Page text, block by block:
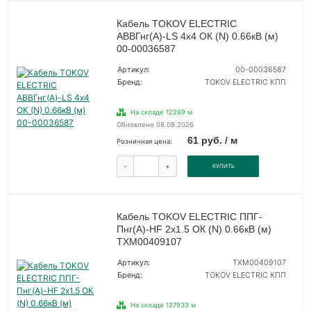
Кабель TOKOV ELECTRIC
АВВГнг(А)-LS 4х4 ОК (N) 0.66кВ (м)
00-00036587
Артикул:
00-00036587
Бренд:
TOKOV ELECTRIC КПП
На складе 12269 м
Обновлено 08.08.2026
Розничная цена: 61 руб. / м
- + КУПИТЬ
Кабель TOKOV ELECTRIC ППГ-
Пнг(А)-HF 2х1.5 ОК (N) 0.66кВ (м)
ТХМ00409107
Артикул:
ТХМ00409107
Бренд:
TOKOV ELECTRIC КПП
На складе 127933 м